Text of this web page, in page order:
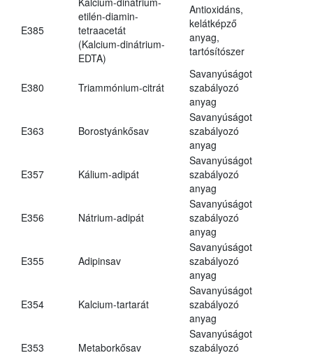
E385
etilén-diamin-
tetraacetát
(Kalcium-dinátrium-
EDTA)
Antioxidáns,
kelátképző
anyag,
tartósítószer
E380 Triammónium-citrát
Savanyúságot
szabályozó
anyag
E363 Borostyánkősav
Savanyúságot
szabályozó
anyag
E357 Kálium-adipát
Savanyúságot
szabályozó
anyag
E356 Nátrium-adipát
Savanyúságot
szabályozó
anyag
E355 Adipinsav
Savanyúságot
szabályozó
anyag
E354 Kalcium-tartarát
Savanyúságot
szabályozó
anyag
E353 Metaborkősav
Savanyúságot
szabályozó